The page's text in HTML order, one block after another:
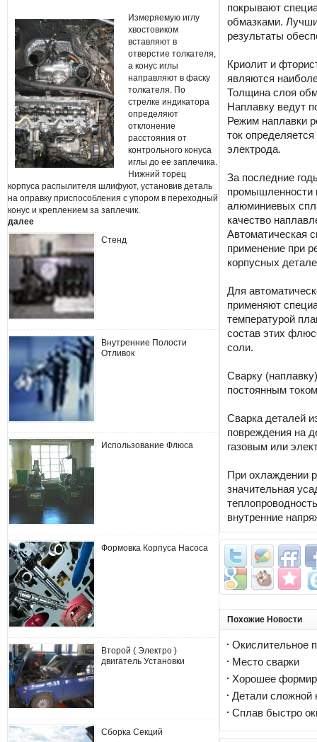
Измеряемую иглу
хвостовиком
вставляют в
отверстие толкателя,
а конус иглы
направляют в фаску
толкателя. По
стрелке индикатора
определяют
отклонение
расстояния от
контрольного конуса
иглы до ее заплечика.
Нижний торец
корпуса распылителя шлифуют, установив деталь
на оправку приспособления с упором в переходный
конус и креплением за заплечик.
далее
Стенд
Внутренние Полости
Отливок
Использование Флюса
Формовка Корпуса Насоса
Второй ( Электро )
двигатель Установки
Сборка Секций
покрывают
обмазками.
результаты
Криолит и
являются
Толщина слоя
Наплавку ведут
Режим наплавки
ток
электрода.
За последние
промышленности
алюминиевых
качество
Автоматическая
применение при
корпусных
Для
применяют
температурой
состав этих
соли.
Сварку
постоянным
Сварка деталей
повреждения на
газовым или
При охлаждении
значительная
внутренние
Похожие Новости
Окислительное
Место сварки
Хорошее
Детали сложной
Сплав быстро